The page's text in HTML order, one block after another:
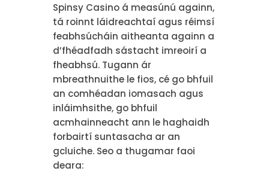
Spinsy Casino á measúnú againn,
tá roinnt láidreachtaí agus réimsí
feabhsúcháin aitheanta againn a
d’fhéadfadh sástacht imreoirí a
fheabhsú. Tugann ár
mbreathnuithe le fios, cé go bhfuil
an comhéadan iomasach agus
inláimhsithe, go bhfuil
acmhainneacht ann le haghaidh
forbairtí suntasacha ar an
gcluiche. Seo a thugamar faoi
deara: